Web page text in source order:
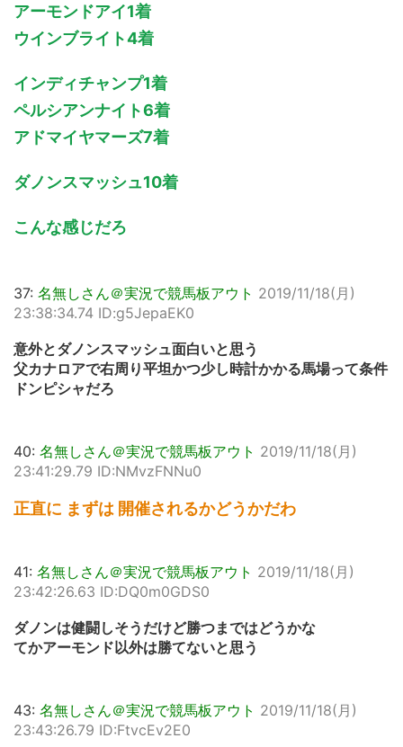
アーモンドアイ1着
ウインブライト4着
インディチャンプ1着
ペルシアンナイト6着
アドマイヤマーズ7着
ダノンスマッシュ10着
こんな感じだろ
37: 名無しさん＠実況で競馬板アウト 2019/11/18(月)
23:38:34.74 ID:g5JepaEK0
意外とダノンスマッシュ面白いと思う
父カナロアで右周り平坦かつ少し時計かかる馬場って条件
ドンピシャだろ
40: 名無しさん＠実況で競馬板アウト 2019/11/18(月)
23:41:29.79 ID:NMvzFNNu0
正直に まずは 開催されるかどうかだわ
41: 名無しさん＠実況で競馬板アウト 2019/11/18(月)
23:42:26.63 ID:DQ0m0GDS0
ダノンは健闘しそうだけど勝つまではどうかな
てかアーモンド以外は勝てないと思う
43: 名無しさん＠実況で競馬板アウト 2019/11/18(月)
23:43:26.79 ID:FtvcEv2E0